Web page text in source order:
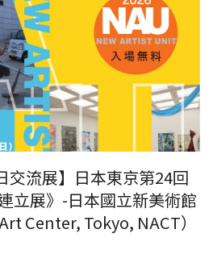
交流展】日本東京第24回
立展》-日本國立新美術館
Center, Tokyo, NACT）